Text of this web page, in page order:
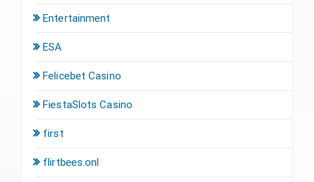
Entertainment
ESA
Felicebet Casino
FiestaSlots Casino
first
flirtbees.onl